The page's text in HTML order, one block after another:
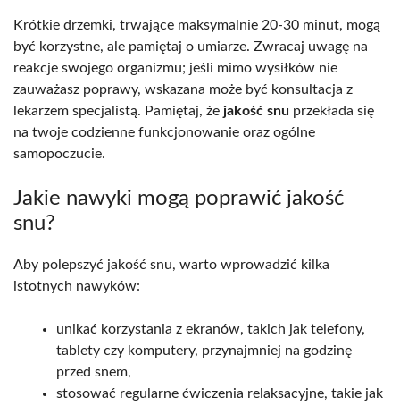
Krótkie drzemki, trwające maksymalnie 20-30 minut, mogą
być korzystne, ale pamiętaj o umiarze. Zwracaj uwagę na
reakcje swojego organizmu; jeśli mimo wysiłków nie
zauważasz poprawy, wskazana może być konsultacja z
lekarzem specjalistą. Pamiętaj, że jakość snu przekłada się
na twoje codzienne funkcjonowanie oraz ogólne
samopoczucie.
Jakie nawyki mogą poprawić jakość
snu?
Aby polepszyć jakość snu, warto wprowadzić kilka
istotnych nawyków:
unikać korzystania z ekranów, takich jak telefony,
tablety czy komputery, przynajmniej na godzinę
przed snem,
stosować regularne ćwiczenia relaksacyjne, takie jak